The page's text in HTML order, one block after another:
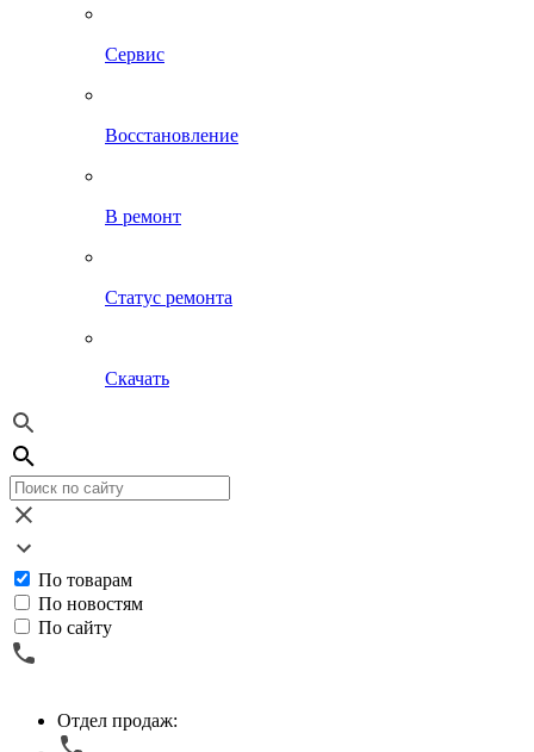
Сервис
Восстановление
В ремонт
Статус ремонта
Скачать
По товарам
По новостям
По сайту
Отдел продаж: